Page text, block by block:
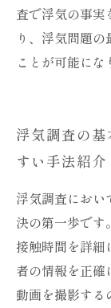
査で浮気の事実
り、浮気問題
ことが可能にな
浮気調査の
すい手法紹介
浮気調査にお
決の第一歩です
接触時間を詳
者の情報を正確
動画を撮影する